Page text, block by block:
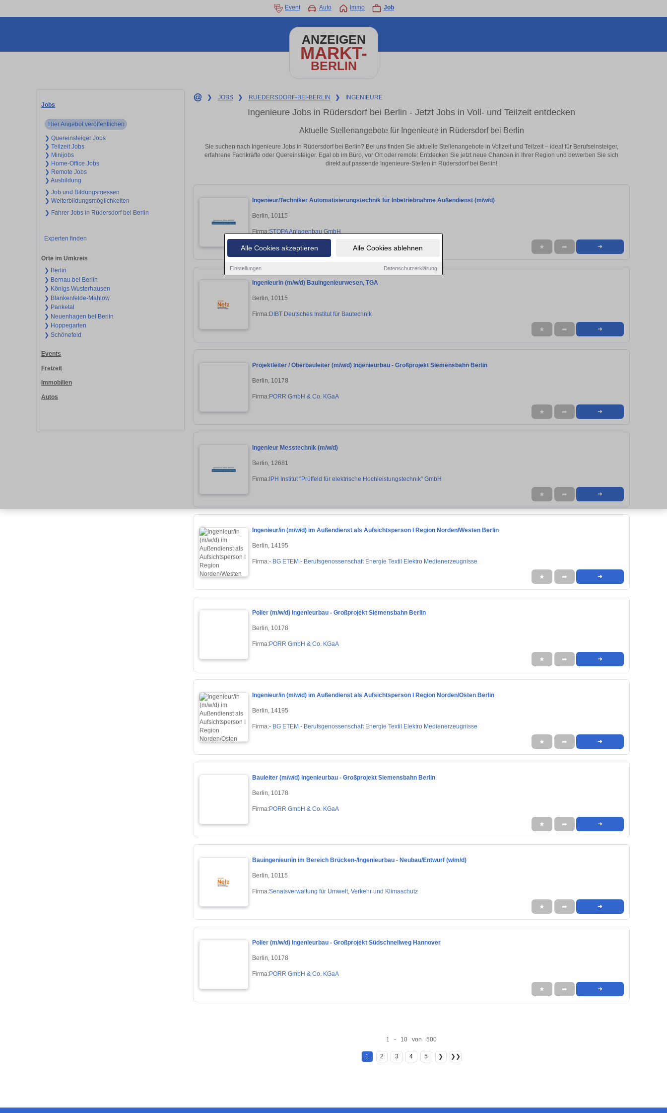
Alle Cookies akzeptieren Alle Cookies ablehnen
Einstellungen Datenschutzerklärung
Event Auto Immo Job
ANZEIGEN
MARKT-
BERLIN
Jobs
Hier Angebot veröffentlichen
❯ Quereinsteiger Jobs
❯ Teilzeit Jobs
❯ Minijobs
❯ Home-Office Jobs
❯ Remote Jobs
❯ Ausbildung
❯ Job und Bildungsmessen
❯ Weiterbildungsmöglichkeiten
❯ Fahrer Jobs in Rüdersdorf bei Berlin
Experten finden
Orte im Umkreis
❯ Berlin
❯ Bernau bei Berlin
❯ Königs Wusterhausen
❯ Blankenfelde-Mahlow
❯ Panketal
❯ Neuenhagen bei Berlin
❯ Hoppegarten
❯ Schönefeld
Events
Freizeit
Immobilien
Autos
❯ JOBS ❯ RUEDERSDORF-BEI-BERLIN ❯ INGENIEURE
Ingenieure Jobs in Rüdersdorf bei Berlin - Jetzt Jobs in Voll- und Teilzeit entdecken
Aktuelle Stellenangebote für Ingenieure in Rüdersdorf bei Berlin
Sie suchen nach Ingenieure Jobs in Rüdersdorf bei Berlin? Bei uns finden Sie aktuelle Stellenangebote in Vollzeit und Teilzeit – ideal für Berufseinsteiger,
erfahrene Fachkräfte oder Quereinsteiger. Egal ob im Büro, vor Ort oder remote: Entdecken Sie jetzt neue Chancen in Ihrer Region und bewerben Sie sich
direkt auf passende Ingenieure-Stellen in Rüdersdorf bei Berlin!
Ingenieur/Techniker Automatisierungstechnik für Inbetriebnahme Außendienst (m/w/d)
Berlin, 10115
Firma:STOPA Anlagenbau GmbH
★ ➦ ➜
Ingenieurin (m/w/d) Bauingenieurwesen, TGA
Berlin, 10115
Firma:DIBT Deutsches Institut für Bautechnik
★ ➦ ➜
Projektleiter / Oberbauleiter (m/w/d) Ingenieurbau - Großprojekt Siemensbahn Berlin
Berlin, 10178
Firma:PORR GmbH & Co. KGaA
★ ➦ ➜
Ingenieur Messtechnik (m/w/d)
Berlin, 12681
Firma:IPH Institut "Prüffeld für elektrische Hochleistungstechnik" GmbH
★ ➦ ➜
Ingenieur/in (m/w/d) im Außendienst als Aufsichtsperson I Region Norden/Westen Berlin
Berlin, 14195
Firma:- BG ETEM - Berufsgenossenschaft Energie Textil Elektro Medienerzeugnisse
★ ➦ ➜
Polier (m/w/d) Ingenieurbau - Großprojekt Siemensbahn Berlin
Berlin, 10178
Firma:PORR GmbH & Co. KGaA
★ ➦ ➜
Ingenieur/in (m/w/d) im Außendienst als Aufsichtsperson I Region Norden/Osten Berlin
Berlin, 14195
Firma:- BG ETEM - Berufsgenossenschaft Energie Textil Elektro Medienerzeugnisse
★ ➦ ➜
Bauleiter (m/w/d) Ingenieurbau - Großprojekt Siemensbahn Berlin
Berlin, 10178
Firma:PORR GmbH & Co. KGaA
★ ➦ ➜
Bauingenieur/in im Bereich Brücken-/Ingenieurbau - Neubau/Entwurf (w/m/d)
Berlin, 10115
Firma:Senatsverwaltung für Umwelt, Verkehr und Klimaschutz
★ ➦ ➜
Polier (m/w/d) Ingenieurbau - Großprojekt Südschnellweg Hannover
Berlin, 10178
Firma:PORR GmbH & Co. KGaA
★ ➦ ➜
1 - 10 von 500
1 2 3 4 5 ❯ ❯❯